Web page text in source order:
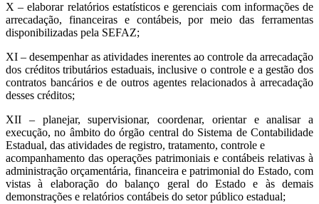
X – elaborar relatórios estatísticos e gerenciais com informações de
arrecadação, financeiras e contábeis, por meio das ferramentas
disponibilizadas pela SEFAZ;
XI – desempenhar as atividades inerentes ao controle da arrecadação
dos créditos tributários estaduais, inclusive o controle e a gestão dos
contratos bancários e de outros agentes relacionados à arrecadação
desses créditos;
XII – planejar, supervisionar, coordenar, orientar e analisar a
execução, no âmbito do órgão central do Sistema de Contabilidade
Estadual, das atividades de registro, tratamento, controle e
acompanhamento das operações patrimoniais e contábeis relativas à
administração orçamentária, financeira e patrimonial do Estado, com
vistas à elaboração do balanço geral do Estado e às demais
demonstrações e relatórios contábeis do setor público estadual;